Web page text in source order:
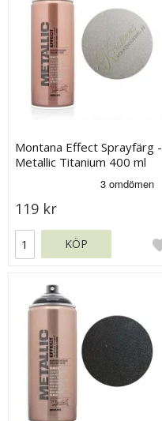
Montana Effect Sprayfärg -
Metallic Titanium 400 ml
119 kr
KÖP